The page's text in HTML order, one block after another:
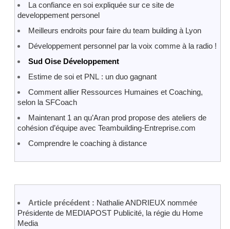
La confiance en soi expliquée sur ce site de
developpement personel
Meilleurs endroits pour faire du team building à Lyon
Développement personnel par la voix comme à la radio !
Sud Oise Développement
Estime de soi et PNL : un duo gagnant
Comment allier Ressources Humaines et Coaching,
selon la SFCoach
Maintenant 1 an qu’Aran prod propose des ateliers de
cohésion d’équipe avec Teambuilding-Entreprise.com
Comprendre le coaching à distance
Article précédent : Nathalie ANDRIEUX nommée
Présidente de MEDIAPOST Publicité, la régie du Home
Media